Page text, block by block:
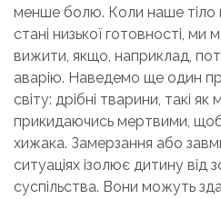
менше болю. Коли наше тіло
стані низької готовності, ми
вижити, якщо, наприклад,
аварію. Наведемо ще один
світу: дрібні тварини, такі
прикидаючись мертвими,
хижака. Замерзання або
ситуаціях ізолює дитину від
суспільства. Вони можуть